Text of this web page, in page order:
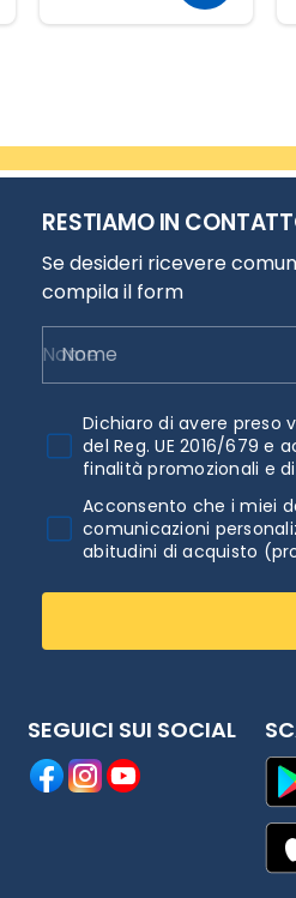
RESTIAMO IN
Se desideri ricevere
compila il form
Nome
Dichiaro di avere preso
del Reg. UE 2016/679
finalità promozionali e
Acconsento che i miei
comunicazioni
abitudini di acquisto
SEGUICI SUI SOCIAL